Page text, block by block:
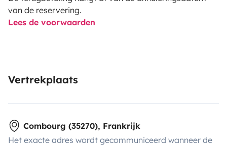
van de reservering.
Lees de voorwaarden
Vertrekplaats
Combourg (35270), Frankrijk
Het exacte adres wordt gecommuniceerd wanneer de